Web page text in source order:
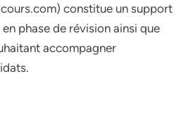
constitue un support
phase de révision ainsi que
accompagner